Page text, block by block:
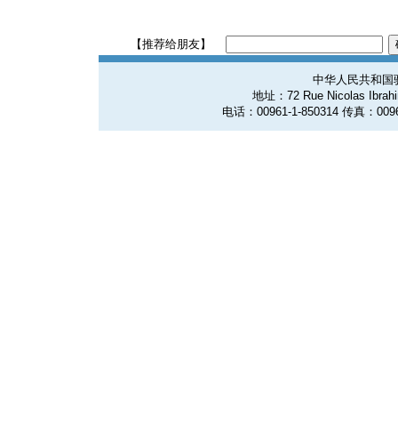
【推荐给朋友】
中华人民共和国
地址：72 Rue Nicolas
电话：00961-1-850314 传真：